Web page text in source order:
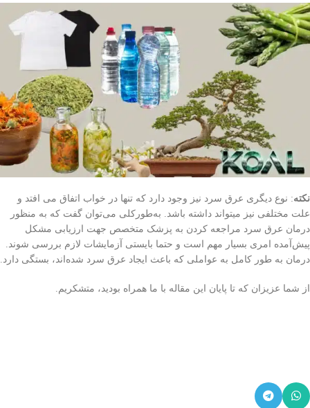
نکته: نوع دیگری عرق سرد نیز وجود دارد که تنها در خواب اتفاق می افتد و
علت مختلفی نیز میتواند داشته باشد. به‌طورکلی می‌توان گفت که به منظور
درمان عرق سرد مراجعه کردن به پزشک متخصص جهت ارزیابی مشکل
پیش‌آمده امری بسیار مهم است و حتما بایستی آزمایشات لازم بررسی شوند.
درمان به طور کامل به عواملی که باعث ایجاد عرق سرد شده‌اند، بستگی دارد.
از شما عزیزان که تا پایان این مقاله با ما همراه بودید، متشکریم.